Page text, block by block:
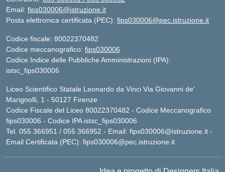
Email: fips030006@istruzione.it
Posta elettronica certificata (PEC): fips030006@pec.istruzione.it
Codice fiscale: 80022370482
Codice meccanografico: fips030006
Codice Indice delle Pubbliche Amministrazioni (IPA):
istsc_fips030006
Liceo Scientifico Statale Leonardo da Vinci Via Giovanni de'
Marignolli, 1 - 50127 Firenze
Codice Fiscale del Liceo 80022370482 - Codice Meccanografico
fips030006 - Codice IPA istsc_fips030006
Tel. 055 366951 / 055 366952 - Email: fips030006@istruzione.it -
Email Certificata (PEC): fips030006@pec.istruzione.it